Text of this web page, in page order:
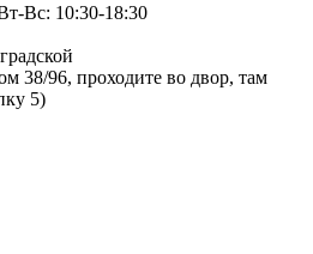
Вс: 10:30-18:30
38/96, проходите во двор, там
5)